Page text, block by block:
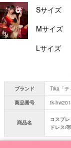
Sサイズ
Mサイズ
Lサイズ
ブランド
Tika「テ
商品番号
tk-
商品名
コスプ
ドレス/